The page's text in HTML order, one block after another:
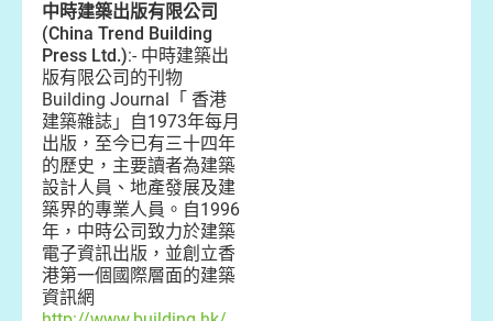
中時建築出版有限公司
(China Trend Building
Press Ltd.):- 中時建築出
版有限公司的刊物
Building Journal「 香港
建築雜誌」自1973年每月
出版，至今已有三十四年
的歷史，主要讀者為建築
設計人員、地產發展及建
築界的專業人員。自1996
年，中時公司致力於建築
電子資訊出版，並創立香
港第一個國際層面的建築
資訊網